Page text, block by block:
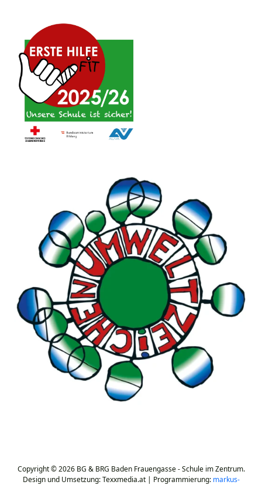
Copyright © 2026 BG & BRG Baden Frauengasse - Schule im Zentrum.
Design und Umsetzung: Texxmedia.at | Programmierung: markus-